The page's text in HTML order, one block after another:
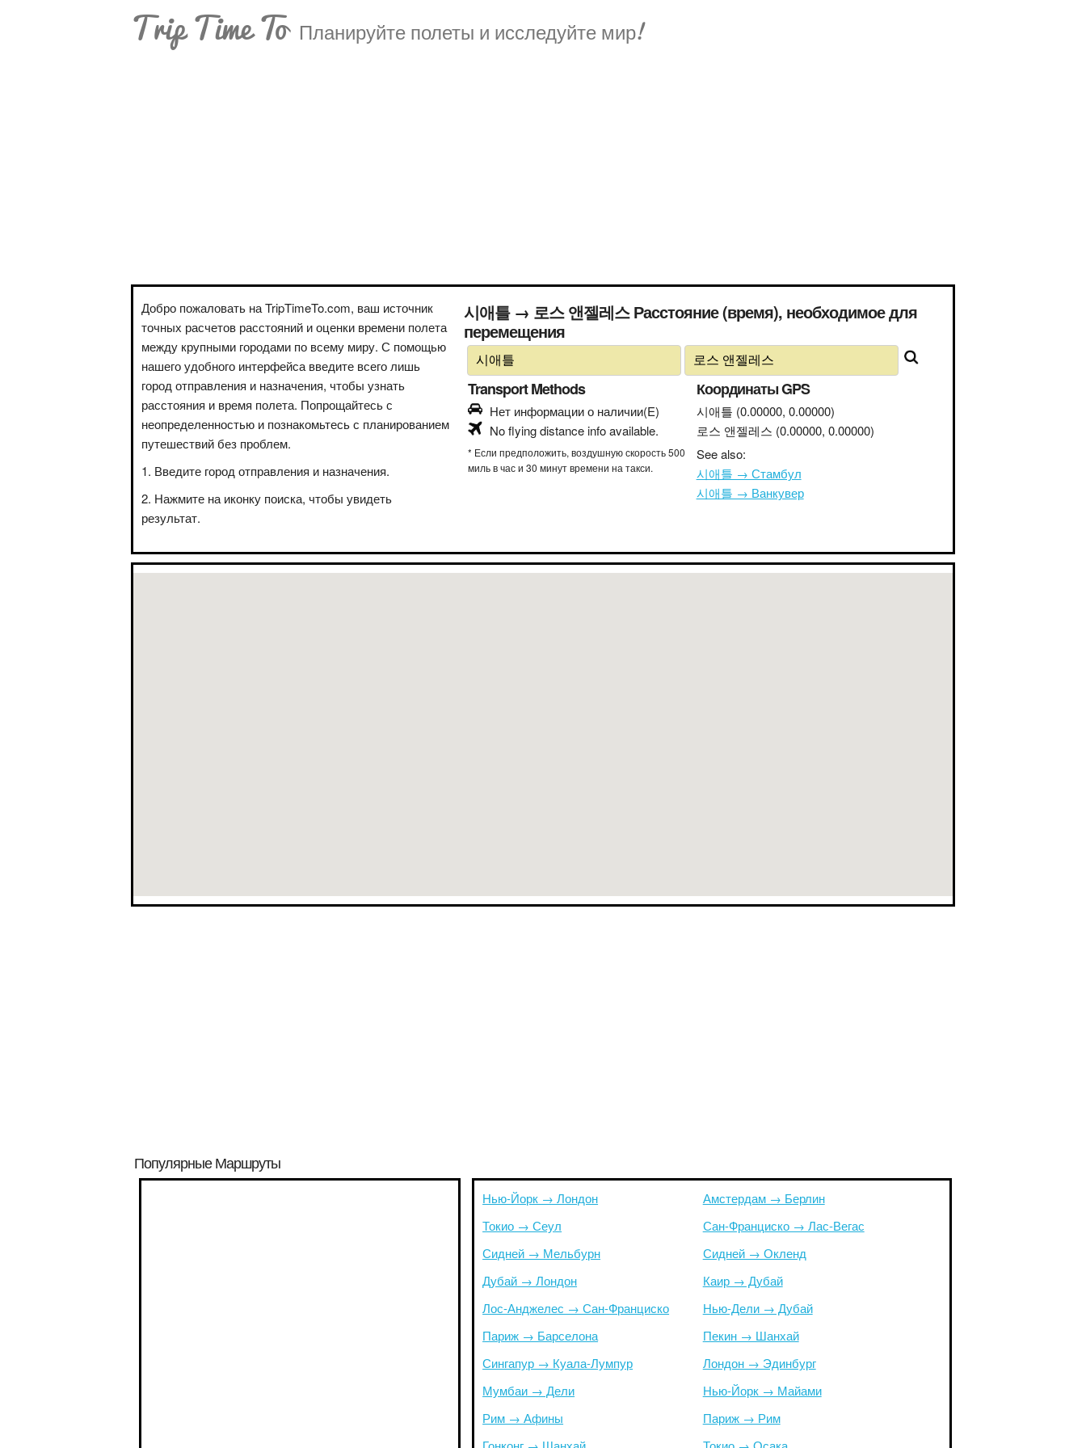
Trip Time To Планируйте полеты и исследуйте мир!
Добро пожаловать на TripTimeTo.com, ваш источник
точных расчетов расстояний и оценки времени полета
между крупными городами по всему миру. С помощью
нашего удобного интерфейса введите всего лишь
город отправления и назначения, чтобы узнать
расстояния и время полета. Попрощайтесь с
неопределенностью и познакомьтесь с планированием
путешествий без проблем.
Введите город отправления и назначения.
Нажмите на иконку поиска, чтобы увидеть
результат.
시애틀 → 로스 앤젤레스 Расстояние (время), необходимое для
перемещения
Transport Methods
Нет информации о наличии(E)
No flying distance info available.
* Если предположить, воздушную скорость 500
миль в час и 30 минут времени на такси.
Координаты GPS
시애틀 (0.00000, 0.00000)
로스 앤젤레스 (0.00000, 0.00000)
See also:
시애틀 → Стамбул
시애틀 → Ванкувер
Популярные Маршруты
Нью-Йорк → Лондон
Токио → Сеул
Сидней → Мельбурн
Дубай → Лондон
Лос-Анджелес → Сан-Франциско
Париж → Барселона
Сингапур → Куала-Лумпур
Мумбаи → Дели
Рим → Афины
Амстердам → Берлин
Сан-Франциско → Лас-Вегас
Сидней → Окленд
Каир → Дубай
Нью-Дели → Дубай
Пекин → Шанхай
Лондон → Эдинбург
Нью-Йорк → Майами
Париж → Рим